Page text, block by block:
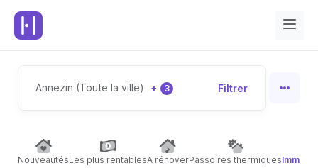
Annezin (Toute la ville) + 3 Filtrer
NouveautésLes plus rentablesA rénoverPassoires thermiques